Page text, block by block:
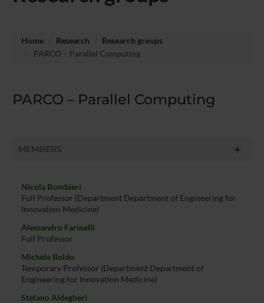
Home Research
Research groups
PARCO – Parallel Computing
PARCO – Parallel Computing
MEMBERS
Nicola Bombieri
Full Professor (Department Department of Engineering for
Innovation Medicine)
Alessandro Farinelli
Full Professor
Michele Boldo
Temporary Professor (Department Department of
Engineering for Innovation Medicine)
Stefano Aldegheri